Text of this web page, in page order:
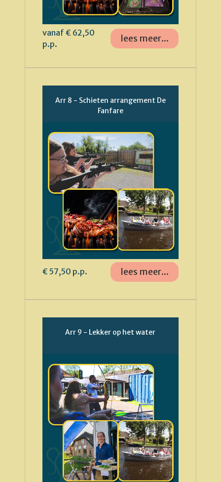
vanaf € 62,50
p.p.
lees meer...
Arr 8 - Schieten arrangement De
Fanfare
€ 57,50 p.p. lees meer...
Arr 9 - Lekker op het water